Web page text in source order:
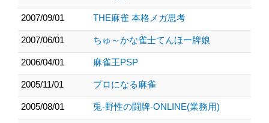
2007/09/01 THE麻雀 本格メガ思考
2007/06/01 ちゅ～かな雀士てんほー牌娘
2006/04/01 麻雀王PSP
2005/11/01 プロになる麻雀
2005/08/01 兎-野性の闘牌-ONLINE(業務用)